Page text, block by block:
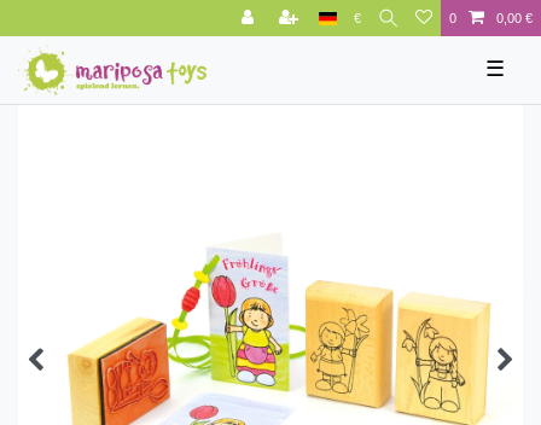
€ 0 0,00 €
☰